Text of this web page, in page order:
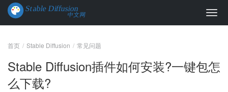
首页 Stable Diffusion 常见问题
Stable Diffusion插件如何安装?一键包怎
么下载?